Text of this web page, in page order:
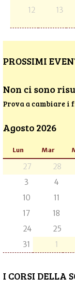
12 13
PROSSIMI
Non ci sono
Prova a cambiare i
Agosto 2026
Lun Mar
27 28
3
4
10
11
17
18
24
25
31
1
I CORSI DELLA